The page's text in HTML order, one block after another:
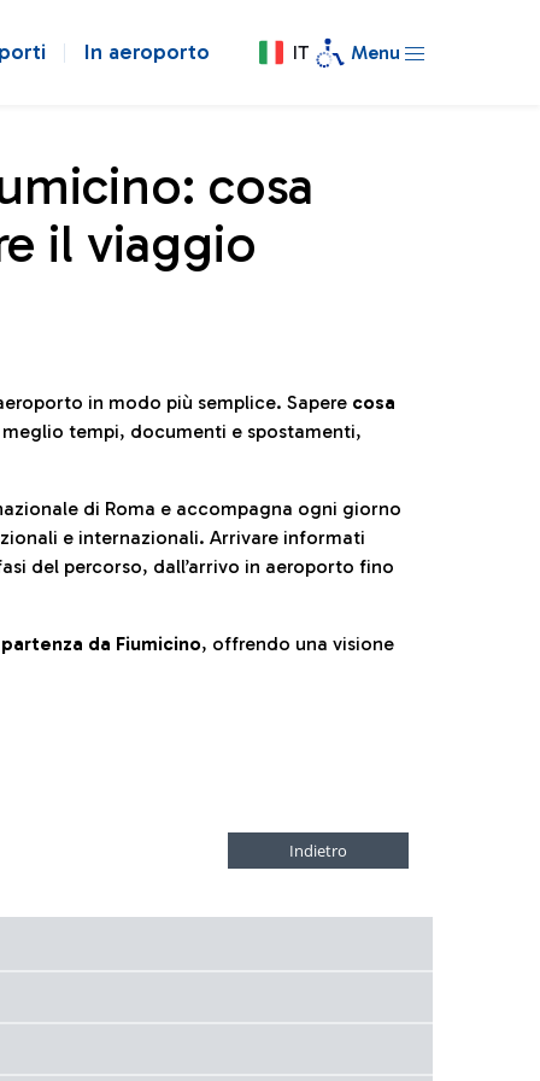
In aeroporto IT Menu
cosa
il viaggio
in modo più semplice. Sapere cosa
tempi, documenti e spostamenti,
di Roma e accompagna ogni giorno
e internazionali. Arrivare informati
del percorso, dall’arrivo in aeroporto fino
da Fiumicino, offrendo una visione